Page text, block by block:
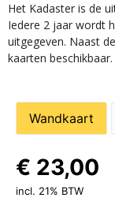
Het Kadaster is de
Iedere 2 jaar wordt
uitgegeven. Naast
kaarten beschikbaar.
Wandkaart
€ 23,00
incl. 21% BTW